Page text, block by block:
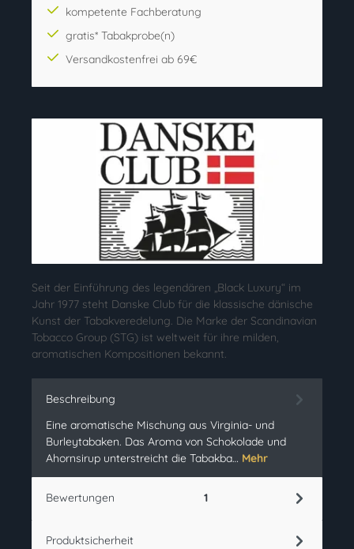
kompetente Fachberatung
gratis* Tabakprobe(n)
Versandkostenfrei ab 69€
Seit der Einführung des legendären „Black Luxury“ im
Jahr 1977 steht Danske Club für die klassische dänische
Kunst der Tabakveredelung. Die Marke der Scandinavian
Tobacco Group (STG) ist weltweit für ihre milden,
aromatischen Kompositionen bekannt.
Beschreibung
Eine aromatische Mischung aus Virginia- und
Burleytabaken. Das Aroma von Schokolade und
Ahornsirup unterstreicht die Tabakba… Mehr
Bewertungen 1
Produktsicherheit